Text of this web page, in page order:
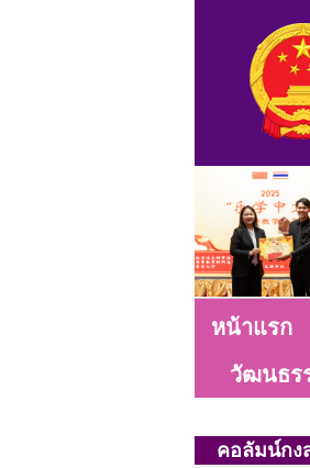
หน้าแรก
วัฒนธร
คอลัมน์กง